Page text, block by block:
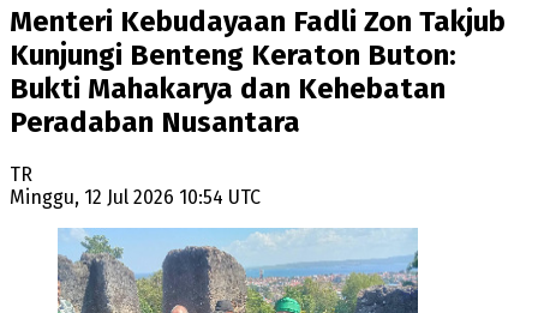
Menteri Kebudayaan Fadli Zon Takjub
Kunjungi Benteng Keraton Buton:
Bukti Mahakarya dan Kehebatan
Peradaban Nusantara
TR
Minggu, 12 Jul 2026 10:54 UTC